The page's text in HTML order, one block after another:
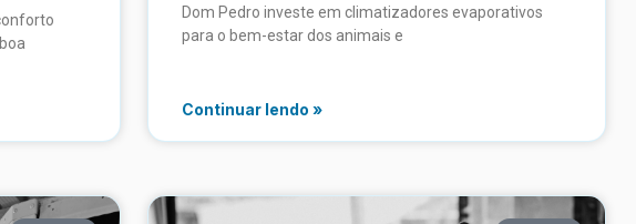
Dom Pedro investe em climatizadores evaporativos
para o bem-estar dos animais e
Continuar lendo »